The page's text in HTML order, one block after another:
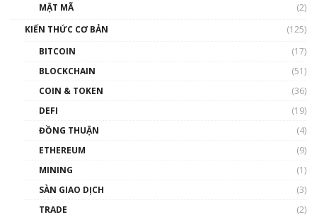
00:43:47
như thể nào?
00:39:31
Phổ cập Blockchain
thống & Crypto qua các cuộc chiến | Phổ cập
MẬT MÃ
(2)
KIẾN THỨC CƠ BẢN
(125)
BITCOIN
(17)
BLOCKCHAIN
(51)
COIN & TOKEN
(36)
DEFI
(19)
ĐỒNG THUẬN
(4)
ETHEREUM
(9)
MINING
(1)
SÀN GIAO DỊCH
(3)
TRADE
(2)